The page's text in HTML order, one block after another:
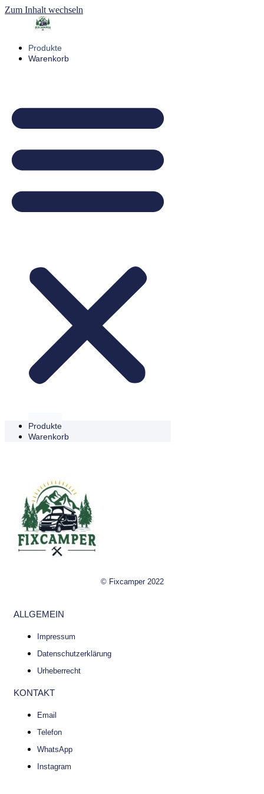
Zum Inhalt wechseln
Produkte
Warenkorb
Produkte
Warenkorb
© Fixcamper 2022
ALLGEMEIN
Impressum
Datenschutzerklärung
Urheberrecht
KONTAKT
Email
Telefon
WhatsApp
Instagram